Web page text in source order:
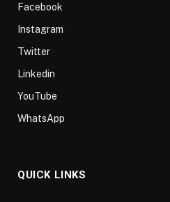
Facebook
Instagram
Twitter
Linkedin
YouTube
WhatsApp
QUICK LINKS